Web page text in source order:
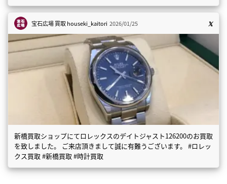
宝石広場 買取houseki_kaitori 2026/01/25
新橋買取ショップにてロレックスのデイトジャスト126200のお買取
を致しました。 ご来店頂きまして誠に有難うございます。 #ロレッ
クス買取 #新橋買取 #時計買取